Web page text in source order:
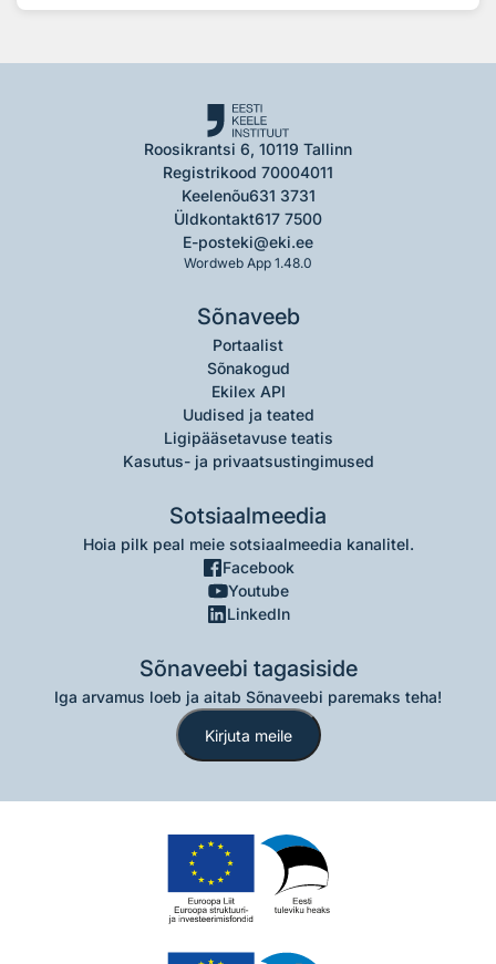
Roosikrantsi 6, 10119 Tallinn
Registrikood 70004011
Keelenõu631 3731
Üldkontakt617 7500
E-posteki@eki.ee
Wordweb App 1.48.0
Sõnaveeb
Portaalist
Sõnakogud
Ekilex API
Uudised ja teated
Ligipääsetavuse teatis
Kasutus- ja privaatsustingimused
Sotsiaalmeedia
Hoia pilk peal meie sotsiaalmeedia kanalitel.
Facebook
Youtube
LinkedIn
Sõnaveebi tagasiside
Iga arvamus loeb ja aitab Sõnaveebi paremaks teha!
Kirjuta meile